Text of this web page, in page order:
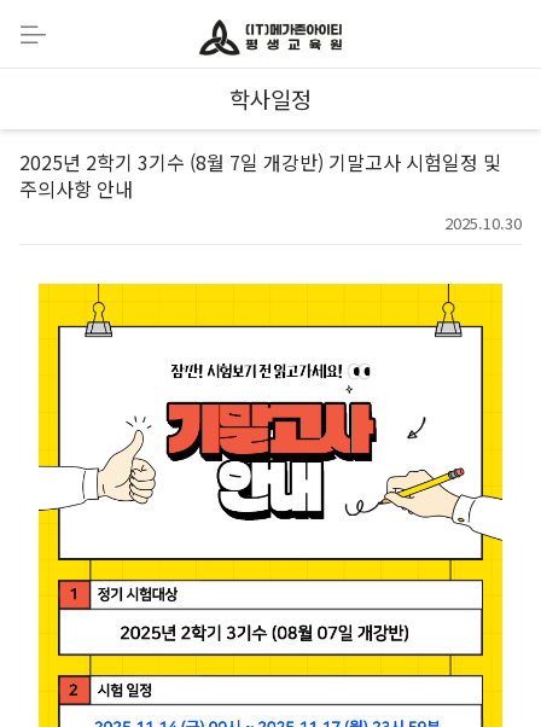
학사일정
2025년 2학기 3기수 (8월 7일 개강반) 기말고사 시험일정 및
주의사항 안내
2025.10.30